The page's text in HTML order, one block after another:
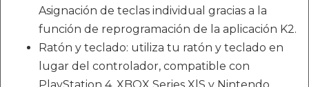
Asignación de teclas individual gracias a la
función de reprogramación de la aplicación K2.
Ratón y teclado: utiliza tu ratón y teclado en
lugar del controlador, compatible con